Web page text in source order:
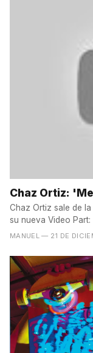
Chaz Ortiz:
Chaz Ortiz sale de
su nueva Video
MANUEL — 21 DE